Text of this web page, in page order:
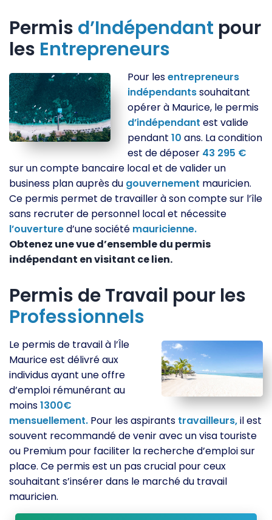
Permis d’Indépendant pour
les Entrepreneurs
Pour lesentrepreneurs
indépendantssouhaitant
opérer à Maurice, le permis
d’indépendant est valide
pendant10 ans. La condition
est de déposer 43 295 €
sur un compte bancaire local et de valider un
business plan auprès du gouvernement mauricien.
Ce permis permet de travailler à son compte sur l’île
sans recruter de personnel local et nécessite
l’ouvertured’une société mauricienne.
Obtenez une vue d’ensemble du permis
indépendant en visitant ce lien.
Permis de Travail pour les
Professionnels
Le permis de travail à l’Île
Maurice est délivré aux
individus ayant une offre
d’emploi rémunérant au
moins1300€
mensuellement. Pour les aspirants travailleurs,il est
souvent recommandé de venir avec un visa touriste
ou Premium pour faciliter la recherche d’emploi sur
place. Ce permis est un pas crucial pour ceux
souhaitant s’insérer dans le marché du travail
mauricien.